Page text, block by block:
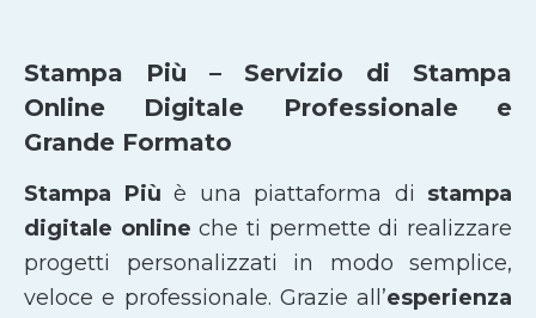
Stampa Più – Servizio di Stampa
Online Digitale Professionale e
Grande Formato
Stampa Più è una piattaforma di stampa
digitale online che ti permette di realizzare
progetti personalizzati in modo semplice,
veloce e professionale. Grazie all’esperienza